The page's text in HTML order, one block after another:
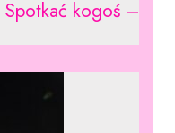
Spotkać kogoś –